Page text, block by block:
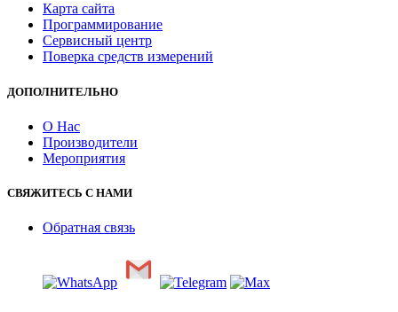
Карта сайта
Программирование
Сервисный центр
Поверка средств измерений
ДОПОЛНИТЕЛЬНО
О Нас
Производители
Мероприятия
СВЯЖИТЕСЬ С НАМИ
Обратная связь